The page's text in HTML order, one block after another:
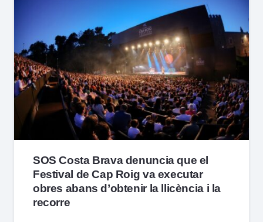
SOS Costa Brava denuncia que el
Festival de Cap Roig va executar
obres abans d’obtenir la llicència i la
recorre